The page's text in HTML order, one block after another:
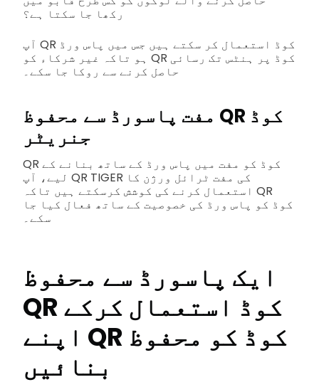
رکھا جا سکتا ہے؟
آپ QR کوڈ استعمال کر سکتے ہیں جس میں پاس ورڈ
ہو تاکہ غیر شرکاء کو QR کوڈ پر ہنٹس تک رسائی
حاصل کرنے سے روکا جا سکے۔
مفت پاسورڈ سے محفوظ QR کوڈ
جنریٹر
QR کوڈ کو مفت میں پاس ورڈ کے ساتھ بنانے کے
لیے، آپ QR TIGER کی مفت ٹرائل ورژن کا
استعمال کرنے کی کوشش کرسکتے ہیں تاکہ QR
کوڈ کو پاس ورڈ کی خصوصیت کے ساتھ فعال کیا جا
سکے۔
ایک پاسورڈ سے محفوظ
QR کوڈ استعمال کرکے
اپنے QR کوڈ کو محفوظ
بنائیں